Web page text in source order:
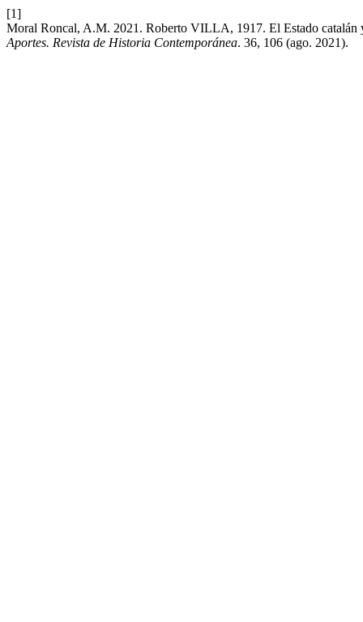
[1]
Moral Roncal, A.M. 2021. Roberto VILLA, 1917. El Estado catalán
Aportes. Revista de Historia Contemporánea. 36, 106 (ago. 2021).